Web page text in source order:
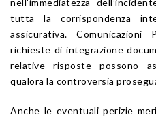
nell’immediatezza
tutta la corrispondenza
assicurativa. Comunicazioni
richieste di integrazione
relative risposte possono
qualora la controversia
Anche le eventuali perizie